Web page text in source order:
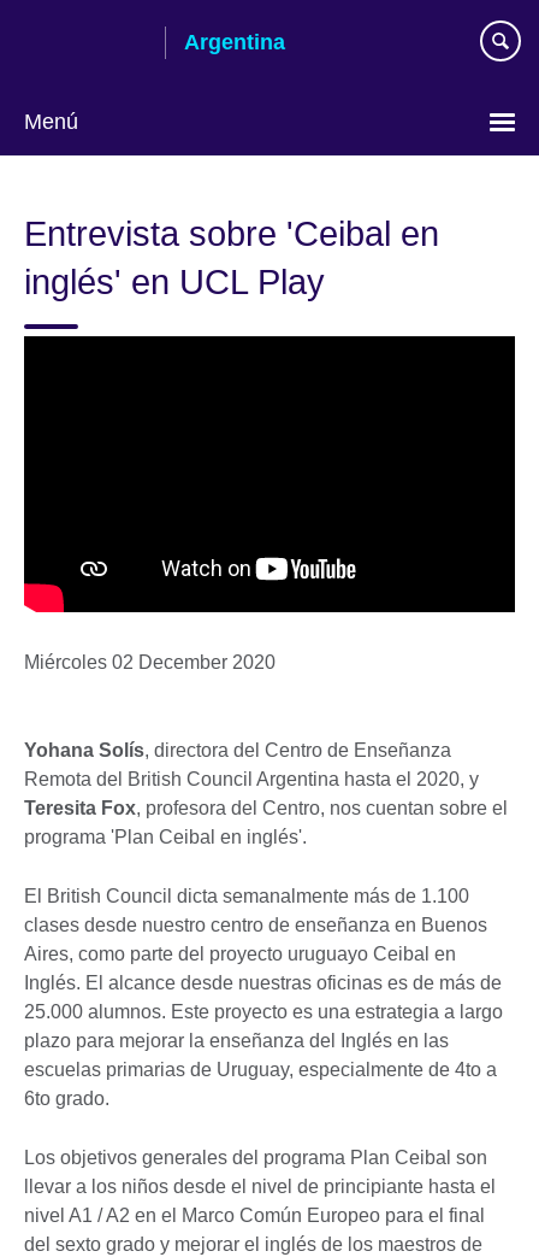
Argentina
Menú
language
Entrevista sobre 'Ceibal en
inglés' en UCL Play
Miércoles 02 December 2020
Yohana Solís, directora del Centro de Enseñanza
Remota del British Council Argentina hasta el 2020, y
Teresita Fox, profesora del Centro, nos cuentan sobre el
programa 'Plan Ceibal en inglés'.
El British Council dicta semanalmente más de 1.100
clases desde nuestro centro de enseñanza en Buenos
Aires, como parte del proyecto uruguayo Ceibal en
Inglés. El alcance desde nuestras oficinas es de más de
25.000 alumnos. Este proyecto es una estrategia a largo
plazo para mejorar la enseñanza del Inglés en las
escuelas primarias de Uruguay, especialmente de 4to a
6to grado.
Los objetivos generales del programa Plan Ceibal son
llevar a los niños desde el nivel de principiante hasta el
nivel A1 / A2 en el Marco Común Europeo para el final
del sexto grado y mejorar el inglés de los maestros de